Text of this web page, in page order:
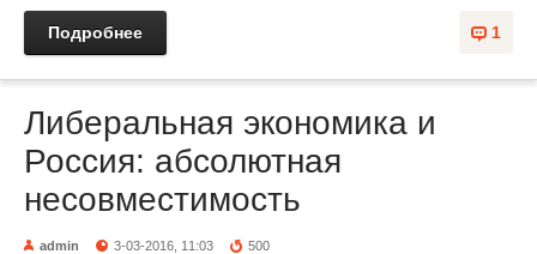
1
Подробнее
Либеральная экономика и
Россия: абсолютная
несовместимость
admin 3-03-2016, 11:03 500